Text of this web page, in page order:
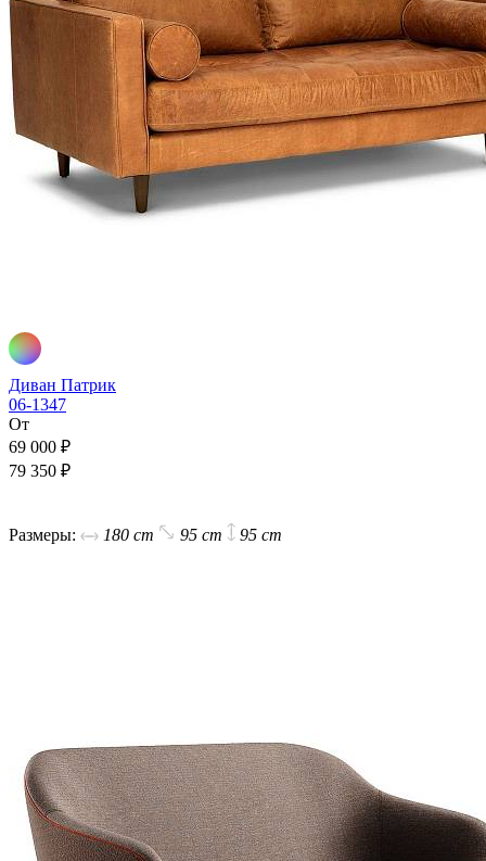
Диван Патрик
06-1347
От
69 000 ₽
79 350 ₽
Размеры:
180 cm 95 cm 95 cm